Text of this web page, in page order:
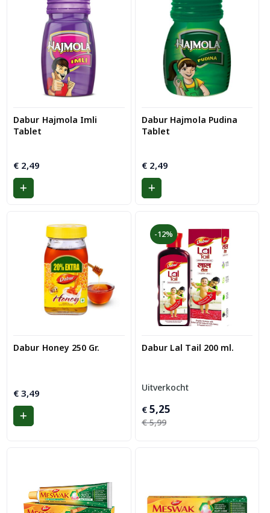
Dabur Hajmola Imli
Tablet
€ 2,49
Dabur Hajmola Pudina
Tablet
€2,49
Dabur Honey 250 Gr.
€ 3,49
-12%
Dabur Lal Tail 200 ml.
Uitverkocht
€5,99
Oorspronkelijke
prijs
€5,25
Huidige
prijs